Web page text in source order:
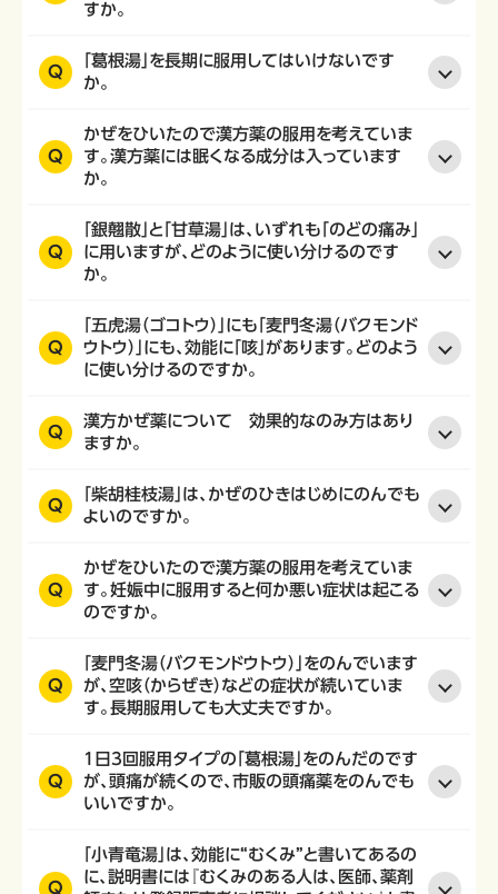
すか。
Q
「葛根湯」を長期に服用してはいけないです
か。
Q
かぜをひいたので漢方薬の服用を考えていま
す。漢方薬には眠くなる成分は入っています
か。
Q
「銀翹散」と「甘草湯」は、いずれも「のどの痛み」
に用いますが、どのように使い分けるのです
か。
Q
「五虎湯（ゴコトウ）」にも「麦門冬湯（バクモンド
ウトウ）」にも、効能に「咳」があります。どのよう
に使い分けるのですか。
Q
漢方かぜ薬について 効果的なのみ方はあり
ますか。
Q
「柴胡桂枝湯」は、かぜのひきはじめにのんでも
よいのですか。
Q
かぜをひいたので漢方薬の服用を考えていま
す。妊娠中に服用すると何か悪い症状は起こる
のですか。
Q
「麦門冬湯（バクモンドウトウ）」をのんでいます
が、空咳（からぜき）などの症状が続いていま
す。長期服用しても大丈夫ですか。
Q
1日3回服用タイプの「葛根湯」をのんだのです
が、頭痛が続くので、市販の頭痛薬をのんでも
いいですか。
Q
「小青竜湯」は、効能に“むくみ”と書いてあるの
に、説明書には『むくみのある人は、医師、薬剤